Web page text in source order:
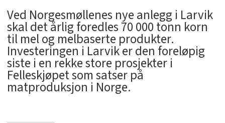
Ved Norgesmøllenes nye anlegg i Larvik
skal det årlig foredles 70 000 tonn korn
til mel og melbaserte produkter.
Investeringen i Larvik er den foreløpig
siste i en rekke store prosjekter i
Felleskjøpet som satser på
matproduksjon i Norge.